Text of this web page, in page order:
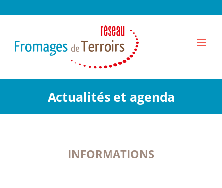
Actualités et agenda
INFORMATIONS